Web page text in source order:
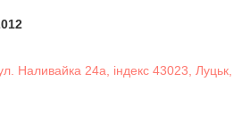
Наливайка 24а, індекс 43023, Луцьк,